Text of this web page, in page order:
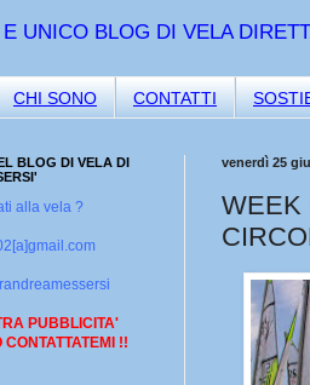
E UNICO BLOG DI VELA
CHI SONO CONTATTI
venerdì 25
WEEK
BLOG DI VELA DI
alla vela ?
PUBBLICITA'
CONTATTATEMI !!